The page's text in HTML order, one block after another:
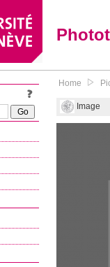
Home
Image